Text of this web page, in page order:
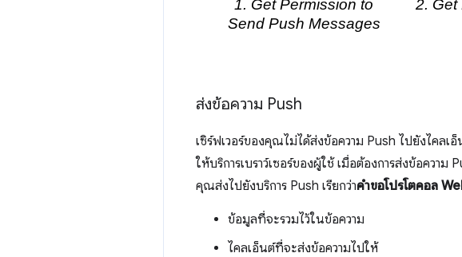
ส่งข้อความ Push
เซิร์ฟเวอร์ของคุณไม่ได้ส่งข้อความ Push ไปยังไคลเ
ให้บริการเบราว์เซอร์ของผู้ใช้ เมื่อต้องการส่งข้อควา
คุณส่งไปยังบริการ Push เรียกว่าคำขอโปรโตคอล
ข้อมูลที่จะรวมไว้ในข้อความ
ไคลเอ็นต์ที่จะส่งข้อความไปให้